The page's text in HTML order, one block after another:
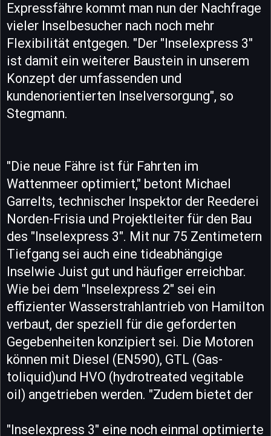
Expressfähre kommt man nun der Nachfrage
vieler Inselbesucher nach noch mehr
Flexibilität entgegen. "Der "Inselexpress 3"
ist damit ein weiterer Baustein in unserem
Konzept der umfassenden und
kundenorientierten Inselversorgung", so
Stegmann.
"Die neue Fähre ist für Fahrten im
Wattenmeer optimiert," betont Michael
Garrelts, technischer Inspektor der Reederei
Norden-Frisia und Projektleiter für den Bau
des "Inselexpress 3". Mit nur 75 Zentimetern
Tiefgang sei auch eine tideabhängige
Inselwie Juist gut und häufiger erreichbar.
Wie bei dem "Inselexpress 2" sei ein
effizienter Wasserstrahlantrieb von Hamilton
verbaut, der speziell für die geforderten
Gegebenheiten konzipiert sei. Die Motoren
können mit Diesel (EN590), GTL (Gas-
toliquid)und HVO (hydrotreated vegitable
oil) angetrieben werden. "Zudem bietet der
"Inselexpress 3" eine noch einmal optimierte